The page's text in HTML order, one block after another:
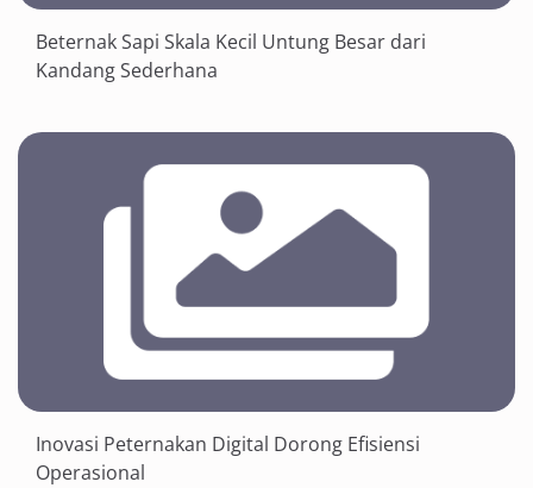
Beternak Sapi Skala Kecil Untung Besar dari
Kandang Sederhana
Inovasi Peternakan Digital Dorong Efisiensi
Operasional